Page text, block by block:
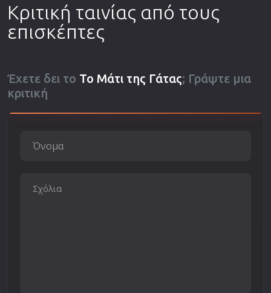
Κριτική ταινίας από τους
επισκέπτες
Έχετε δει το Το Μάτι της Γάτας; Γράψτε μια
κριτική